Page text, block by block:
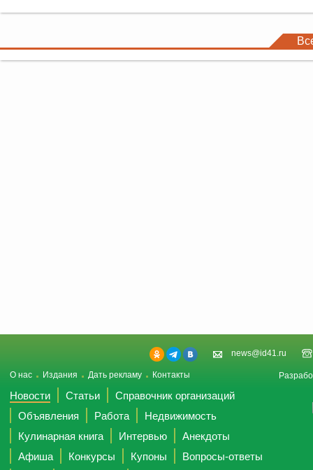
news@id41.ru
О нас Издания Дать рекламу Контакты
Новости Статьи
Справочник организаций
Объявления
Работа
Недвижимость
Кулинарная книга
Интервью
Анекдоты
Афиша
Конкурсы Купоны
Вопросы-ответы